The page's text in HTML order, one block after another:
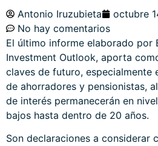
Antonio Iruzubieta octubre
No hay comentarios
El último informe elaborado por
Investment Outlook, aporta
claves de futuro, especialmente
de ahorradores y pensionistas,
de interés permanecerán en
bajos hasta dentro de 20 años.
Son declaraciones a considerar